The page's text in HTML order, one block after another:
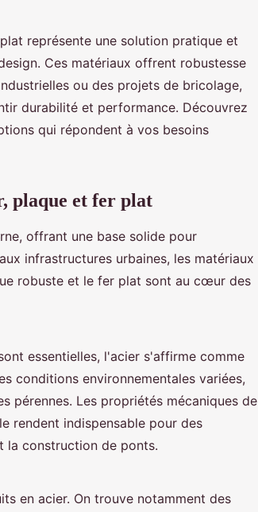
représente une solution pratique et
Ces matériaux offrent robustesse
ou des projets de bricolage,
durabilité et performance. Découvrez
qui répondent à vos besoins
plaque et fer plat
offrant une base solide pour
infrastructures urbaines, les matériaux
robuste et le fer plat sont au cœur des
essentielles, l'acier s'affirme comme
conditions environnementales variées,
pérennes. Les propriétés mécaniques de
rendent indispensable pour des
la construction de ponts.
en acier. On trouve notamment des